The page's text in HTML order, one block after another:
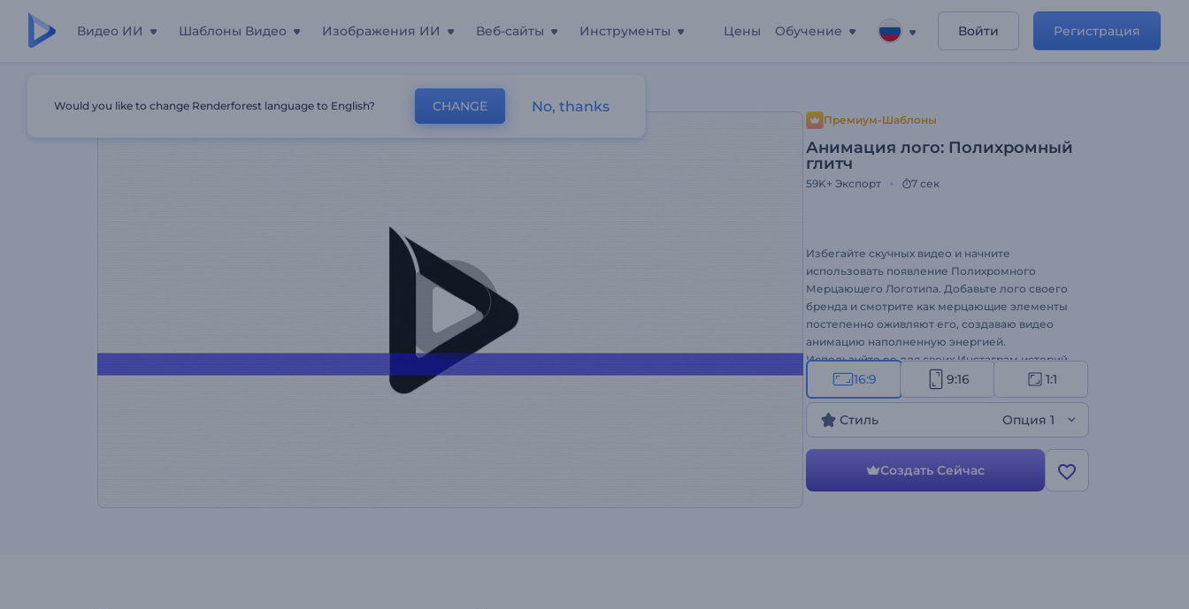
Видео ИИ Шаблоны Видео Изображения ИИ Веб-сайты Инструменты Цены Обучение Войти Регистрация
Премиум-Шаблоны
Анимация лого: Полихромный
глитч
59K+ Экспорт 7 сек
Избегайте скучных видео и начните
использовать появление Полихромного
Мерцающего Логотипа. Добавьте лого своего
бренда и смотрите как мерцающие элементы
постепенно оживляют его, создаваю видео
анимацию наполненную энергией.
Используйте ее для своих Инстаграм историй,
промо Youtube канала, онлайн рекламы и
многих других проектов. Обуздайте силу
хаотичного мерцания. Попробуйте этот шаблон
прямо сейчас.
16:9 9:16 1:1
Стиль Опция 1
Создать Сейчас
Would you like to change Renderforest language to English? CHANGE No, thanks